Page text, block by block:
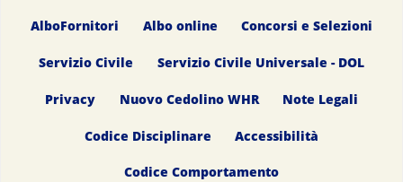
AlboFornitori Albo online Concorsi e Selezioni
Servizio Civile Servizio Civile Universale - DOL
Privacy Nuovo Cedolino WHR Note Legali
Codice Disciplinare Accessibilità
Codice Comportamento